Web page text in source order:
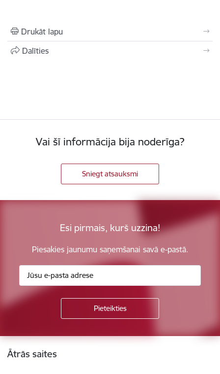
Drukāt lapu
Dalīties
Vai šī informācija bija noderīga?
Sniegt atsauksmi
Esi pirmais, kurš uzzina!
Piesakies jaunumu saņemšanai savā e-pastā.
Kājene
Ātrās saites